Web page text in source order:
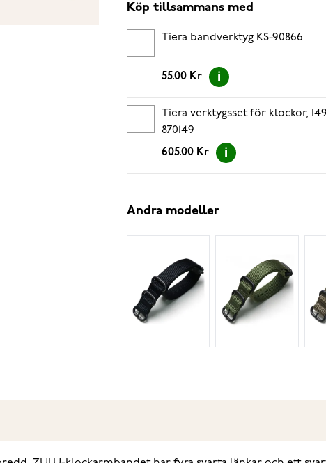
Köp tillsammans med
Tiera bandverktyg KS-90866
55.00 Kr
Tiera verktygsset för klockor,
870149
605.00 Kr
Andra modeller